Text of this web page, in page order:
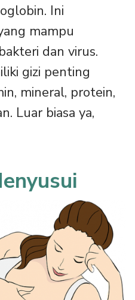
Ini
mampu
dan virus.
gizi penting
mineral, protein,
Luar biasa ya,